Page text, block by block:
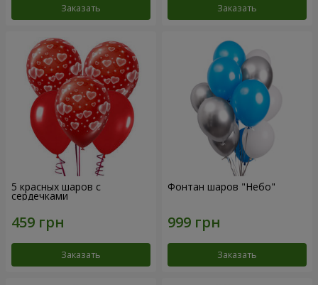
Заказать Заказать
5 красных шаров с
сердечками
Заказать
Фонтан шаров "Небо"
Заказать